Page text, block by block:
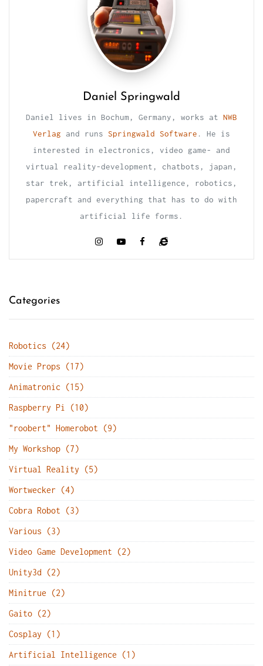
Daniel Springwald
Daniel lives in Bochum, Germany, works at NWB
Verlag and runs Springwald Software . He is
interested in electronics, video game- and
virtual reality-development, chatbots, japan,
star trek, artificial intelligence, robotics,
papercraft and everything that has to do with
artificial life forms.
Categories
Robotics (24)
Movie Props (17)
Animatronic (15)
Raspberry Pi (10)
"roobert" Homerobot (9)
My Workshop (7)
Virtual Reality (5)
Wortwecker (4)
Cobra Robot (3)
Various (3)
Video Game Development (2)
Unity3d (2)
Minitrue (2)
Gaito (2)
Cosplay (1)
Artificial Intelligence (1)